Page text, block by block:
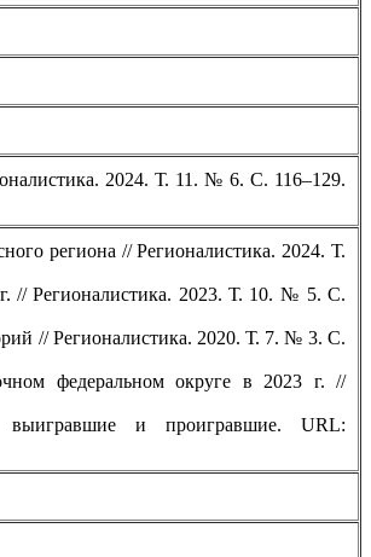
2024. Т. 11. № 6. С. 116–129.
региона // Регионалистика. 2024. Т.
// Регионалистика. 2023. Т. 10. № 5. С.
// Регионалистика. 2020. Т. 7. № 3. С.
федеральном округе в 2023 г. //
и проигравшие. URL: